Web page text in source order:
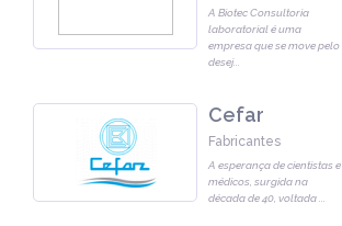
A Biotec Consultoria
laboratorial é uma
empresa que se move pelo
desej...
Cefar
Fabricantes
A esperança de cientistas e
médicos, surgida na
década de 40, voltada